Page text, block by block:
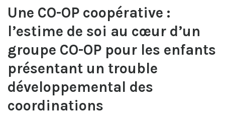
Une CO-OP coopérative :
l’estime de soi au cœur d’un
groupe CO-OP pour les enfants
présentant un trouble
développemental des
coordinations